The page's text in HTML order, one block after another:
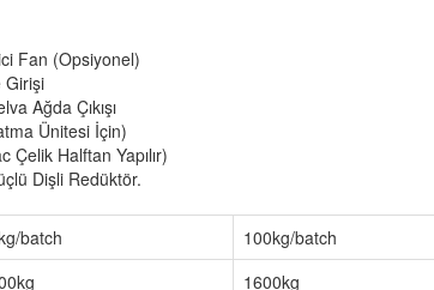
Fan (Opsiyonel)
Girişi
Ağda Çıkışı
Ünitesi İçin)
Halftan Yapılır)
Dişli Redüktör.
batch 100kg/batch
1600kg